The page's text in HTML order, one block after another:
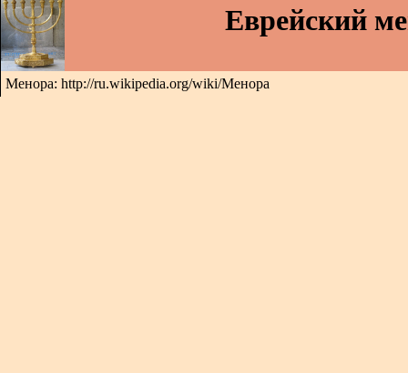
Еврейский
Менора: http://ru.wikipedia.org/wiki/Менора